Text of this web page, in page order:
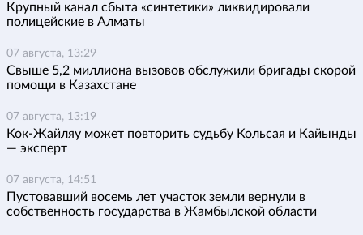
Крупный канал сбыта «синтетики» ликвидировали
полицейские в Алматы
07 августа, 13:29
Свыше 5,2 миллиона вызовов обслужили бригады скорой
помощи в Казахстане
07 августа, 13:19
Кок-Жайляу может повторить судьбу Кольсая и Кайынды
— эксперт
07 августа, 14:51
Пустовавший восемь лет участок земли вернули в
собственность государства в Жамбылской области